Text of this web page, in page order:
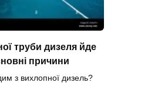
труби дизеля йде
причини
з вихлопної дизель?